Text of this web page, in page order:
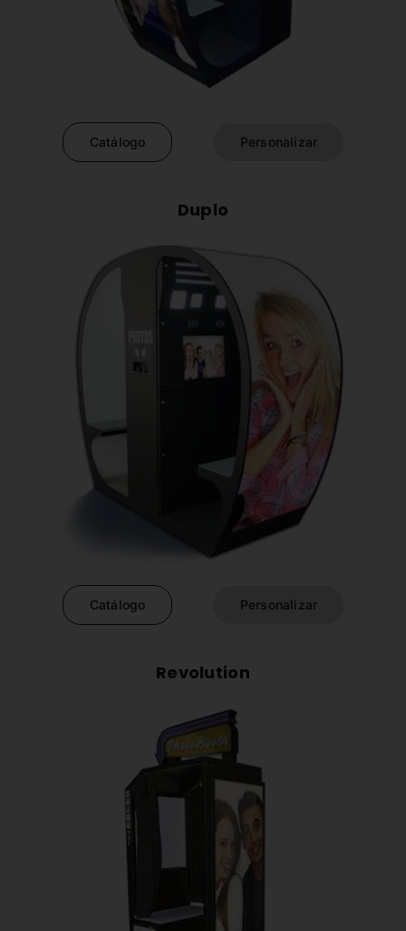
Catálogo Personalizar
Duplo
Catálogo Personalizar
Revolution